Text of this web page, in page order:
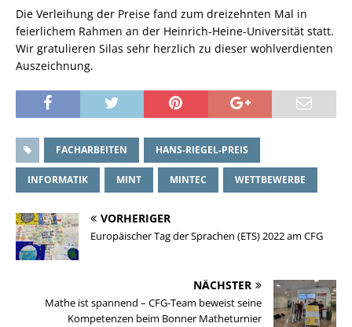
Die Verleihung der Preise fand zum dreizehnten Mal in
feierlichem Rahmen an der Heinrich-Heine-Universität statt.
Wir gratulieren Silas sehr herzlich zu dieser wohlverdienten
Auszeichnung.
FACHARBEITEN HANS-RIEGEL-PREIS
INFORMATIK MINT MINTEC WETTBEWERBE
VORHERIGER
Europäischer Tag der Sprachen (ETS) 2022 am CFG
NÄCHSTER
Mathe ist spannend – CFG-Team beweist seine
Kompetenzen beim Bonner Matheturnier